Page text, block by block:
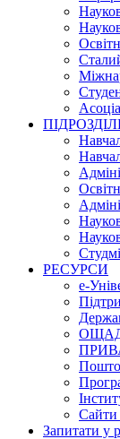
РЕСУРСИ
е-
Сайти
Запитати у